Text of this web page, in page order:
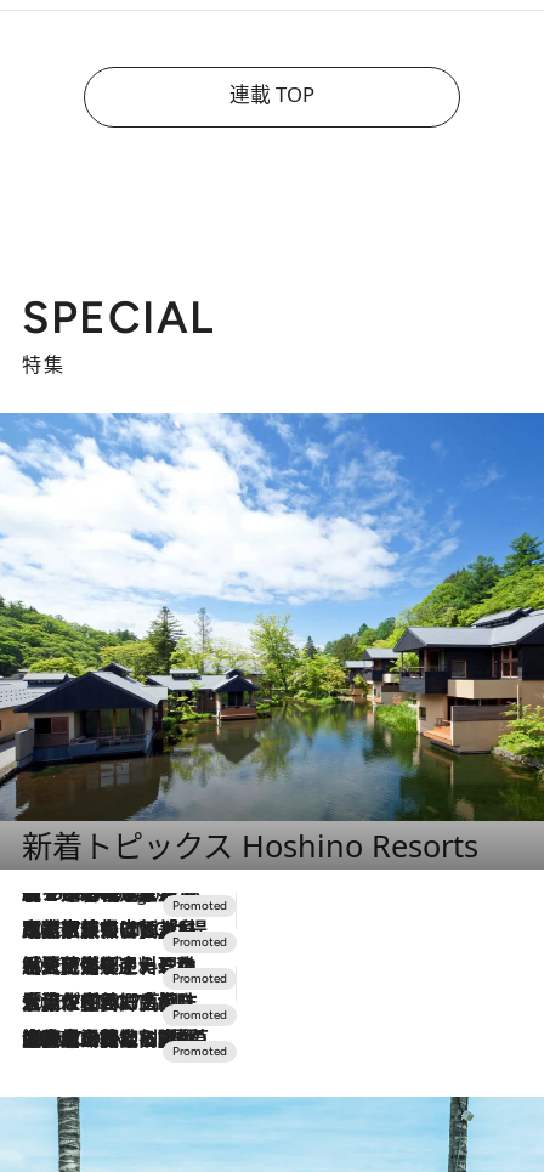
連載 TOP
SPECIAL
特集
新着トピックス Hoshino Resorts
6 Hours Ago
【トンボの足水浴】ヒノキの香りに包まれて涼感マックス！約13℃の湧水かけ流しを避暑地「星野温泉 トンボの湯」で体験
2026.7.31
【ホテル帰省】という選択肢をOMOが提案。家族とほどよい距離を保つには「昼は実家、夜は気兼ねなくホテルで！」
2026.7.24
【夏限定ディナーコース】旬を迎える稚鮎や花ズッキーニなどをイタリア・トスカーナの郷土料理の手法で満喫！
2026.7.17
「土佐和ハーブかき氷」がOMO7高知に登場！生姜、山椒、大葉など目にも舌にも涼を呼ぶ郷土の味
2026.7.10
NEW OPEN！【界 草津】名湯の地に誕生。趣の異なる2種の温泉と上州ならではの会席・蕎麦割烹など美食を味わう究極の癒やし旅